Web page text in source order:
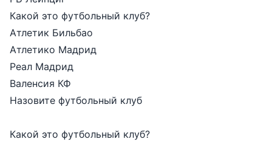
Какой это футбольный клуб?
Атлетик Бильбао
Атлетико Мадрид
Реал Мадрид
Валенсия КФ
Назовите футбольный клуб
Какой это футбольный клуб?